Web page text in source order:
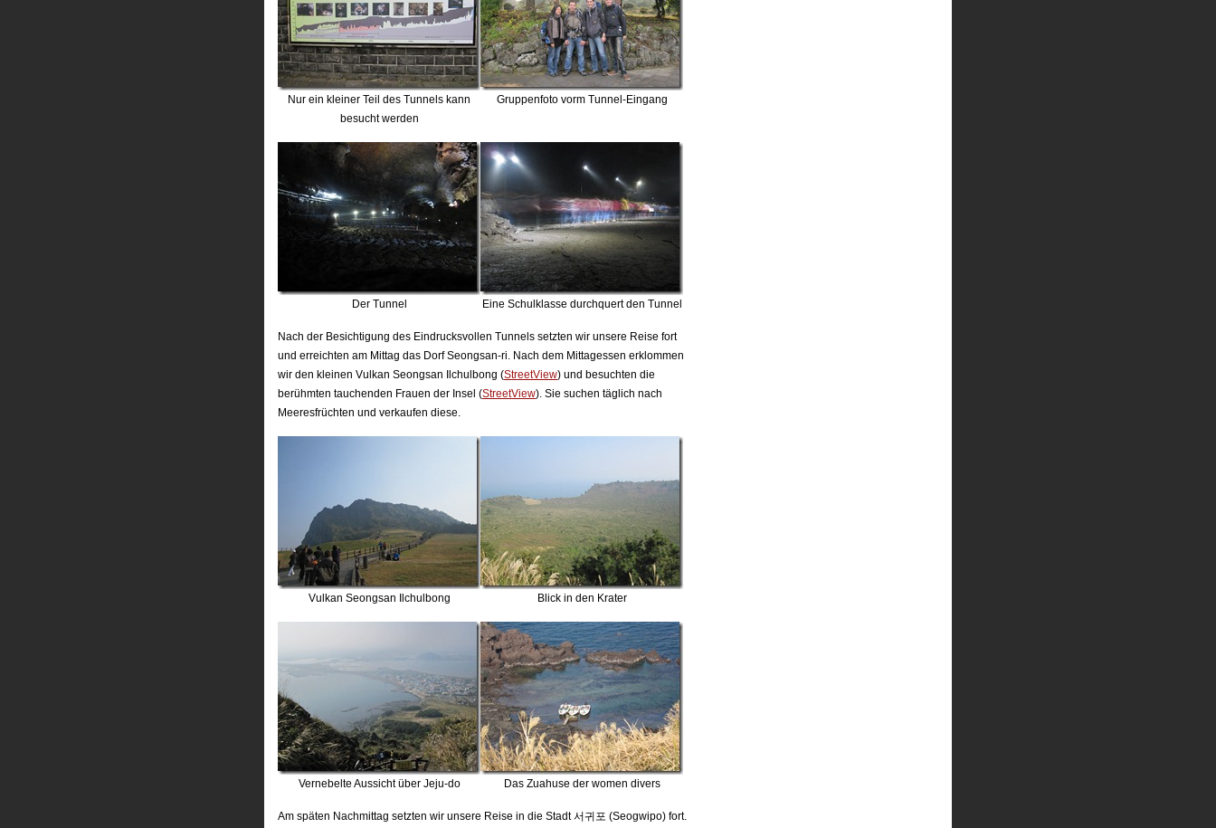
Nur ein kleiner Teil des Tunnels kann
besucht werden
Gruppenfoto vorm Tunnel-Eingang
Der Tunnel Eine Schulklasse durchquert den Tunnel
Nach der Besichtigung des Eindrucksvollen Tunnels setzten wir unsere Reise fort
und erreichten am Mittag das Dorf Seongsan-ri. Nach dem Mittagessen erklommen
wir den kleinen Vulkan Seongsan Ilchulbong (StreetView) und besuchten die
berühmten tauchenden Frauen der Insel (StreetView). Sie suchen täglich nach
Meeresfrüchten und verkaufen diese.
Vulkan Seongsan Ilchulbong Blick in den Krater
Vernebelte Aussicht über Jeju-do Das Zuahuse der women divers
Am späten Nachmittag setzten wir unsere Reise in die Stadt 서귀포 (Seogwipo) fort.